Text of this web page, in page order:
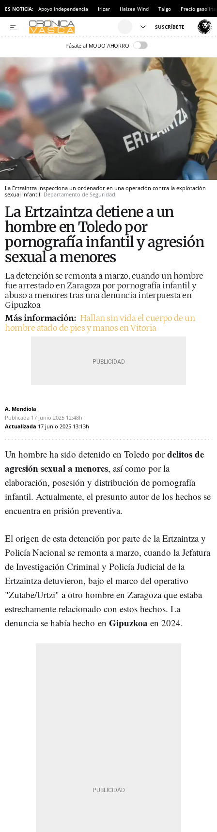
ES NOTICIA: Apoyo independencia Irizar Haizea Wind Talgo Precio gasolina
Pásate al MODO AHORRO
La Ertzaintza inspecciona un ordenador en una operación contra la explotación
sexual infantil Departamento de Seguridad
La Ertzaintza detiene a un
hombre en Toledo por
pornografía infantil y agresión
sexual a menores
La detención se remonta a marzo, cuando un hombre
fue arrestado en Zaragoza por pornografía infantil y
abuso a menores tras una denuncia interpuesta en
Gipuzkoa
Más información: Hallan sin vida el cuerpo de un
hombre atado de pies y manos en Vitoria
A. Mendiola
Publicada 17 junio 2025 12:48h
Actualizada 17 junio 2025 13:13h
Un hombre ha sido detenido en Toledo pordelitos de
agresión sexual a menores, así como por la
elaboración, posesión y distribución de pornografía
infantil. Actualmente, el presunto autor de los hechos se
encuentra en prisión preventiva.
El origen de esta detención por parte de la Ertzaintza y
Policía Nacional se remonta a marzo, cuando la Jefatura
de Investigación Criminal y Policía Judicial de la
Ertzaintza detuvieron, bajo el marco del operativo
"Zutabe/Urtzi" a otro hombre en Zaragoza que estaba
estrechamente relacionado con estos hechos. La
denuncia se había hecho en Gipuzkoa en 2024.